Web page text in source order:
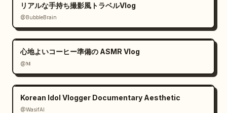
リアルな手持ち撮影風トラベルVlog
@BubbleBrain
心地よいコーヒー準備の ASMR Vlog
@𝐌
Korean Idol Vlogger Documentary Aesthetic
@WasifAI